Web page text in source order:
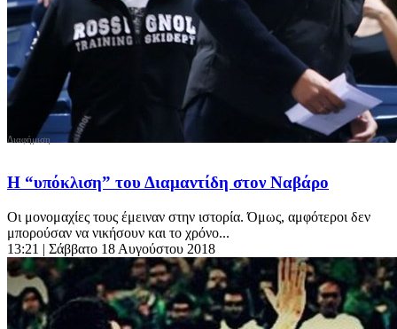
Η “υπόκλιση” του Διαμαντίδη στον Ναβάρο
Οι μονομαχίες τους έμειναν στην ιστορία. Όμως, αμφότεροι δεν
μπορούσαν να νικήσουν και το χρόνο...
13:21 | Σάββατο 18 Αυγούστου 2018